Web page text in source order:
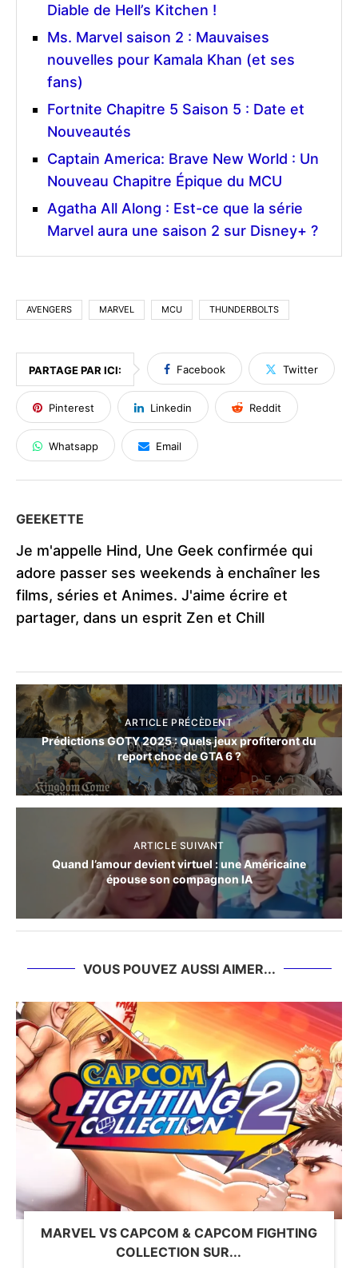
Diable de Hell’s Kitchen !
Ms. Marvel saison 2 : Mauvaises
nouvelles pour Kamala Khan (et ses
fans)
Fortnite Chapitre 5 Saison 5 : Date et
Nouveautés
Captain America: Brave New World : Un
Nouveau Chapitre Épique du MCU
Agatha All Along : Est-ce que la série
Marvel aura une saison 2 sur Disney+ ?
AVENGERS MARVEL MCU THUNDERBOLTS
PARTAGE PAR ICI: Facebook Twitter
Pinterest Linkedin Reddit
Whatsapp Email
GEEKETTE
Je m'appelle Hind, Une Geek confirmée qui
adore passer ses weekends à enchaîner les
films, séries et Animes. J'aime écrire et
partager, dans un esprit Zen et Chill
ARTICLE PRÉCÈDENT
Prédictions GOTY 2025 : Quels jeux profiteront du
report choc de GTA 6 ?
ARTICLE SUIVANT
Quand l’amour devient virtuel : une Américaine
épouse son compagnon IA
VOUS POUVEZ AUSSI AIMER...
MARVEL VS CAPCOM & CAPCOM FIGHTING
COLLECTION SUR...